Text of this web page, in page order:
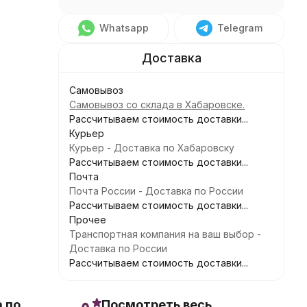
Whatsapp Telegram
Самовывоз
Самовывоз со склада в Хабаровске.
Рассчитываем стоимость доставки...
Курьер
Курьер - Доставка по Хабаровску
Рассчитываем стоимость доставки...
Почта
Почта России - Доставка по России
Рассчитываем стоимость доставки...
Прочее
Транспортная компания на ваш выбор -
Доставка по России
Рассчитываем стоимость доставки...